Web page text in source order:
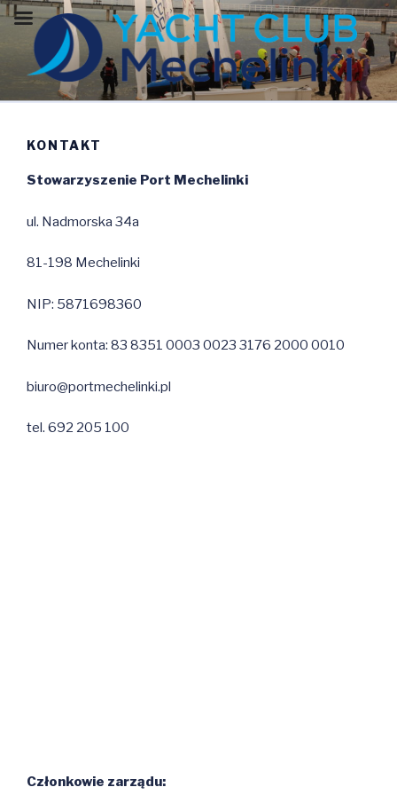
Przeskocz
YACHT CLUB MECHELINKI
Zajmujemy się szkoleniem młodzieży, wypożyczaniem sprzętu
KONTAKT
Stowarzyszenie Port Mechelinki
ul. Nadmorska 34a
81-198 Mechelinki
NIP: 5871698360
Numer konta: 83 8351 0003 0023 3176 2000 0010
biuro@portmechelinki.pl
tel. 692 205 100
Członkowie zarządu: